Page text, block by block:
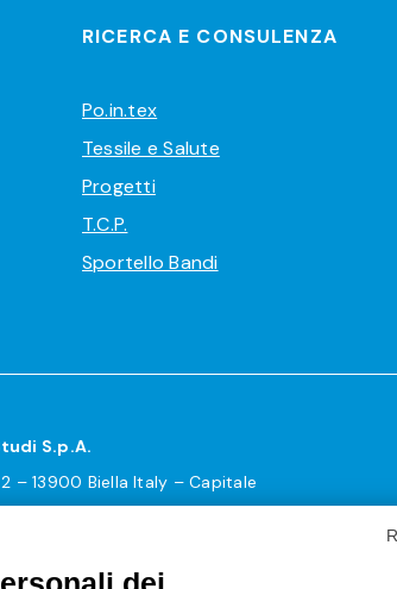
RICERCA E CONSULENZA
Po.in.tex
Tessile e Salute
Progetti
T.C.P.
Sportello Bandi
S.p.A.
– 13900 Biella Italy – Capitale